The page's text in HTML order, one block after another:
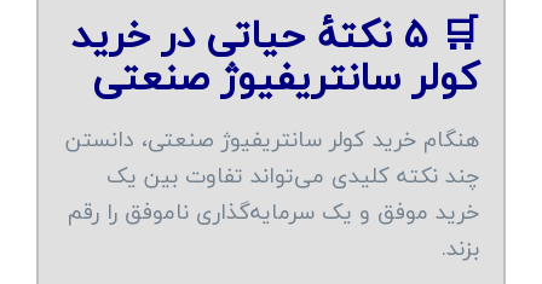
🛒 ۵ نکتهٔ حیاتی در خرید
کولر سانتریفیوژ صنعتی
هنگام خرید کولر سانتریفیوژ صنعتی، دانستن
چند نکته کلیدی می‌تواند تفاوت بین یک
خرید موفق و یک سرمایه‌گذاری ناموفق را رقم
بزند.